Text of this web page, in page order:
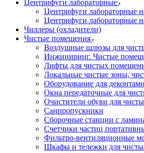
Центрифуги лабораторные
Центрифуги лабораторные
Центрифуги лабораторные
Чиллеры (охладители)
Чистые помещения
Воздушные шлюзы для
Инжиниринг. Чистые
Лифты для чистых
Локальные чистые зоны,
Оборудование для
Окна передаточные для
Очистители обуви для
Санпропускники
Сборочные станции с
Счетчики частиц
Фильтро-вентиляционные
Шкафы и тележки для